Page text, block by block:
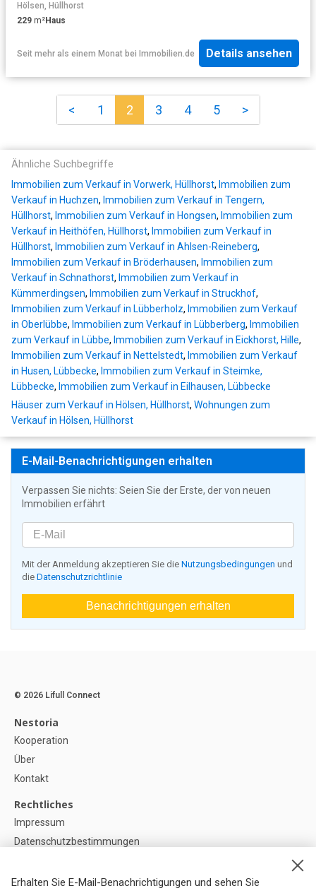
Hölsen, Hüllhorst
229 m²Haus
Seit mehr als einem Monat bei Immobilien.de Details ansehen
< 1 2 3 4 5 >
Ähnliche Suchbegriffe
Immobilien zum Verkauf in Vorwerk, Hüllhorst, Immobilien zum
Verkauf in Huchzen, Immobilien zum Verkauf in Tengern,
Hüllhorst, Immobilien zum Verkauf in Hongsen, Immobilien zum
Verkauf in Heithöfen, Hüllhorst, Immobilien zum Verkauf in
Hüllhorst, Immobilien zum Verkauf in Ahlsen-Reineberg,
Immobilien zum Verkauf in Bröderhausen, Immobilien zum
Verkauf in Schnathorst, Immobilien zum Verkauf in
Kümmerdingsen, Immobilien zum Verkauf in Struckhof,
Immobilien zum Verkauf in Lübberholz, Immobilien zum Verkauf
in Oberlübbe, Immobilien zum Verkauf in Lübberberg, Immobilien
zum Verkauf in Lübbe, Immobilien zum Verkauf in Eickhorst, Hille,
Immobilien zum Verkauf in Nettelstedt, Immobilien zum Verkauf
in Husen, Lübbecke, Immobilien zum Verkauf in Steimke,
Lübbecke, Immobilien zum Verkauf in Eilhausen, Lübbecke
Häuser zum Verkauf in Hölsen, Hüllhorst, Wohnungen zum
Verkauf in Hölsen, Hüllhorst
E-Mail-Benachrichtigungen erhalten
Verpassen Sie nichts: Seien Sie der Erste, der von neuen
Immobilien erfährt
Mit der Anmeldung akzeptieren Sie die Nutzungsbedingungen und
die Datenschutzrichtlinie
Benachrichtigungen erhalten
Erhalten Sie E-Mail-Benachrichtigungen und sehen Sie
© 2026 Lifull Connect
Nestoria
Kooperation
Über
Kontakt
Rechtliches
Impressum
Datenschutzbestimmungen
Cookie-Einstellunge